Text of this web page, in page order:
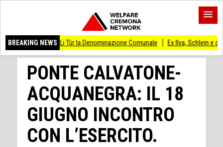
BREAKING NEWS
de Li Tùr la Denominazione Comunale Ex Ilva, Schlein e delegazione Pd
PONTE CALVATONE-
ACQUANEGRA: IL 18
GIUGNO INCONTRO
CON L’ESERCITO.